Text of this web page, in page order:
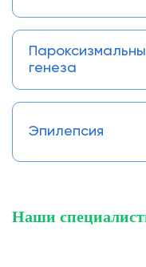
генеза
Эпилепсия
Наши